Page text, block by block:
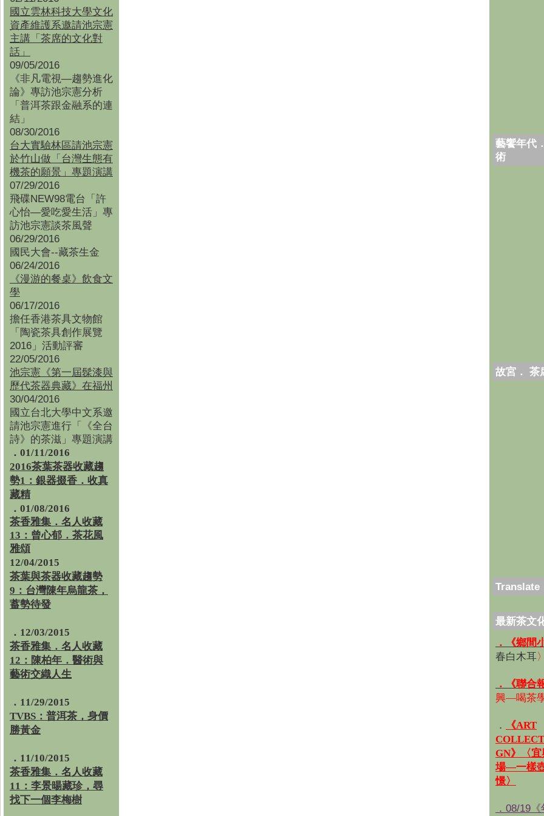
國立雲林科技大學文化
資產維護系邀請池宗憲
主講「茶席的文化對
話」
09/05/2016
《非凡電視—趨勢進化
論》專訪池宗憲分析
「普洱茶跟金融系的連
結」
08/30/2016
台大實驗林區請池宗憲
於竹山做「台灣生態有
機茶的願景」專題演講
07/29/2016
飛碟NEW98電台「許
心怡—愛吃愛生活」專
訪池宗憲談茶風聲
06/29/2016
國民大會--藏茶生金
06/24/2016
《漫游的餐桌》飲食文
學
06/17/2016
擔任香港茶具文物館
「陶瓷茶具創作展覽
2016」活動評審
22/05/2016
池宗憲《第一屆髹漆與
歷代茶器典藏》在福州
30/04/2016
國立台北大學中文系邀
請池宗憲進行「《全台
詩》的茶滋」專題演講
．01/11/2016
2016茶葉茶器收藏趨
勢1：銀器掇香．收真
藏精
．01/08/2016
茶香雅集 ． 名人收藏
13：曾心郁．茶花風
雅頌
12/04/2015
茶葉與茶器收藏趨勢
9：台灣陳年烏龍茶，
蓄勢待發
．12/03/2015
茶香雅集．名人收藏
12：陳柏年．醫術與
藝術交織人生
．11/29/2015
TVBS：普洱茶，身價
勝黃金
．11/10/2015
茶香雅集．名人收藏
11：李景暘藏珍，尋
找下一個李梅樹
藝饗年代
術
故宮． 茶
Translate
最新茶文
．《鄉間
春白木耳〉
．《聯合
興—喝茶
．
《ART
GN》〈
場—一樣
憬〉
．08/19